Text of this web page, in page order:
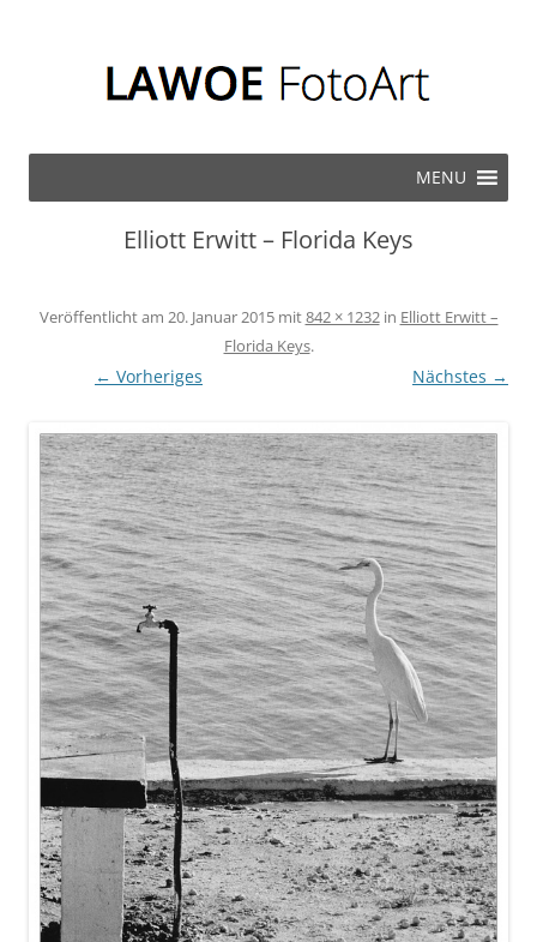
Zum Inhalt springen
MENU
Elliott Erwitt – Florida Keys
Veröffentlicht am 20. Januar 2015mit842 × 1232in Elliott Erwitt –
Florida Keys.
← Vorheriges Nächstes →